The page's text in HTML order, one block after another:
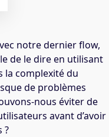
notre dernier flow,
de le dire en utilisant
la complexité du
de problèmes
nous éviter de
avant d’avoir
?